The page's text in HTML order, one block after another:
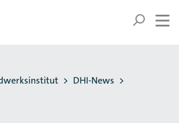
SPRINGEN
DHI-News